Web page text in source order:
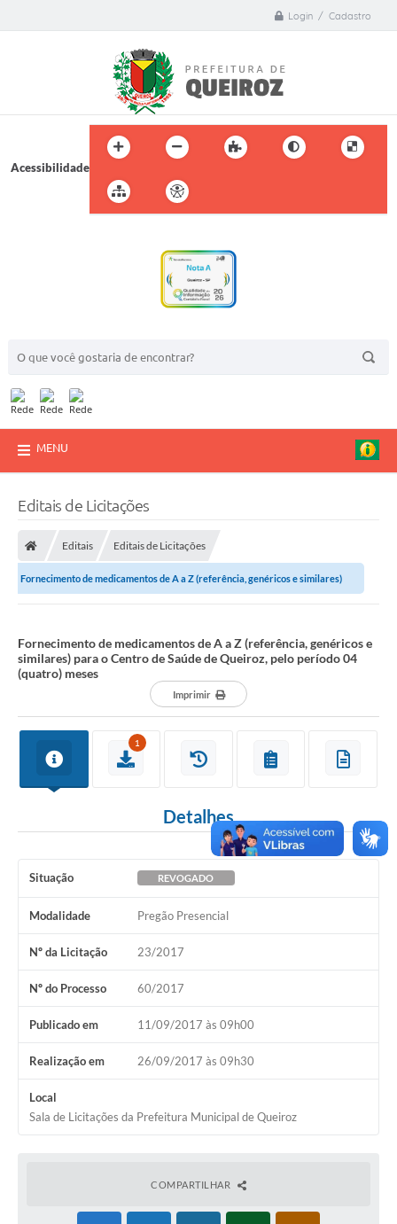
Login / Cadastro
Acessibilidade
MENU
Editais de Licitações
Editais Editais de Licitações
Fornecimento de medicamentos de A a Z (referência, genéricos e similares)
Fornecimento de medicamentos de A a Z (referência, genéricos e
similares) para o Centro de Saúde de Queiroz, pelo período 04
(quatro) meses
Imprimir
1
Detalhes
Situação REVOGADO
Modalidade Pregão Presencial
Nº da Licitação 23/2017
Nº do Processo 60/2017
Publicado em 11/09/2017 às 09h00
Realização em 26/09/2017 às 09h30
Local
Sala de Licitações da Prefeitura Municipal de Queiroz
COMPARTILHAR